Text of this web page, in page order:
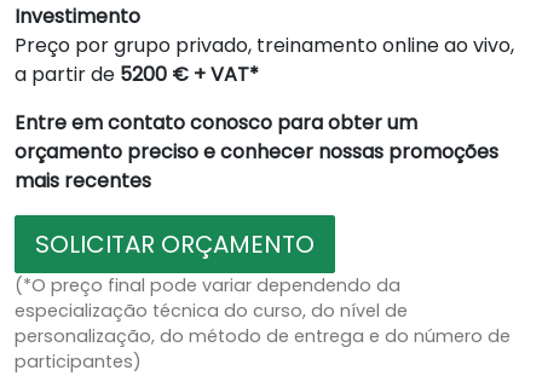
Investimento
Preço por grupo privado, treinamento online ao vivo,
a partir de 5200 € + VAT*
Entre em contato conosco para obter um
orçamento preciso e conhecer nossas promoções
mais recentes
SOLICITAR ORÇAMENTO
(*O preço final pode variar dependendo da
especialização técnica do curso, do nível de
personalização, do método de entrega e do número de
participantes)